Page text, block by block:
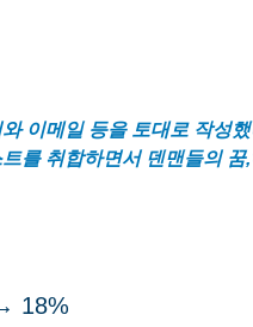
이메일 등을 토대로 작성했
를 취합하면서 덴맨들의 꿈
18%